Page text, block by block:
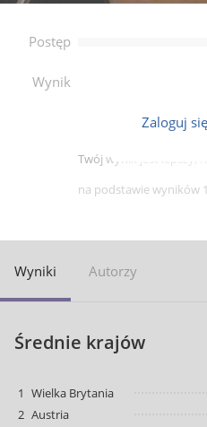
Postęp
Wynik --
Twój wynik jest lepszy,
na podstawie wyników
Zaloguj się
Wyniki Autorzy
Średnie krajów
1 Wielka Brytania
2 Austria